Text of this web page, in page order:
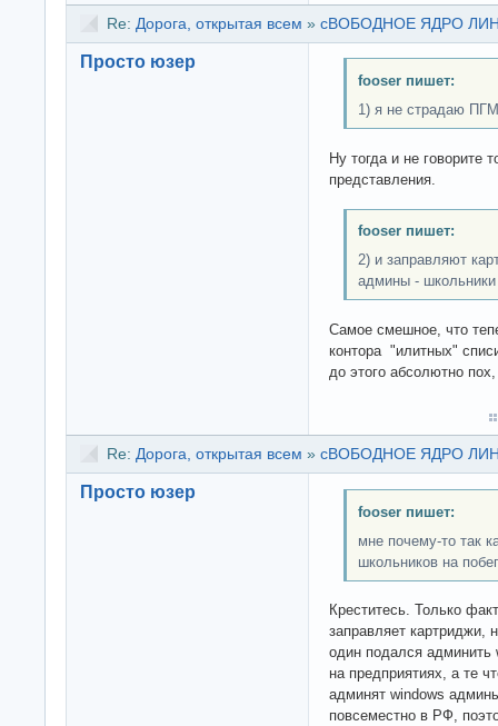
Re: Дорога, открытая всем » сВОБОДНОЕ ЯДРО
Просто юзер
fooser пишет:
1) я не страдаю
Ну тогда и не говорите
представления.
fooser пишет:
2) и заправляют
админы - школьники
Самое смешное, что
контора "илитных"
до этого абсолютно
Re: Дорога, открытая всем » сВОБОДНОЕ ЯДРО
Просто юзер
fooser пишет:
мне почему-то так
школьников на
Креститесь. Только
заправляет
один подался админить
на предприятиях, а те
админят windows
повсеместно в РФ,